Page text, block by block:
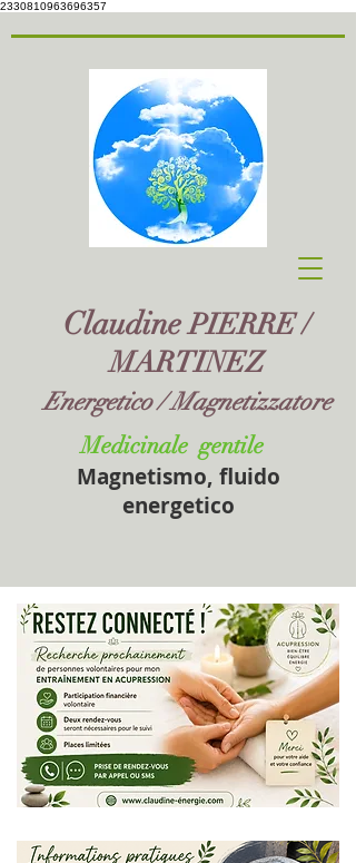
2330810963696357
ClaudinePIERRE /
MARTINEZ
Energetico / Magnetizzatore
Medicinale gentile
Magnetismo, fluido
energetico